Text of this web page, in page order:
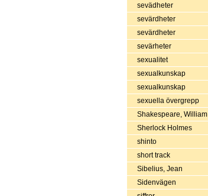
sevädheter
sevärdheter
sevärdheter
sevärheter
sexualitet
sexualkunskap
sexualkunskap
sexuella övergrepp
Shakespeare, William
Sherlock Holmes
shinto
short track
Sibelius, Jean
Sidenvägen